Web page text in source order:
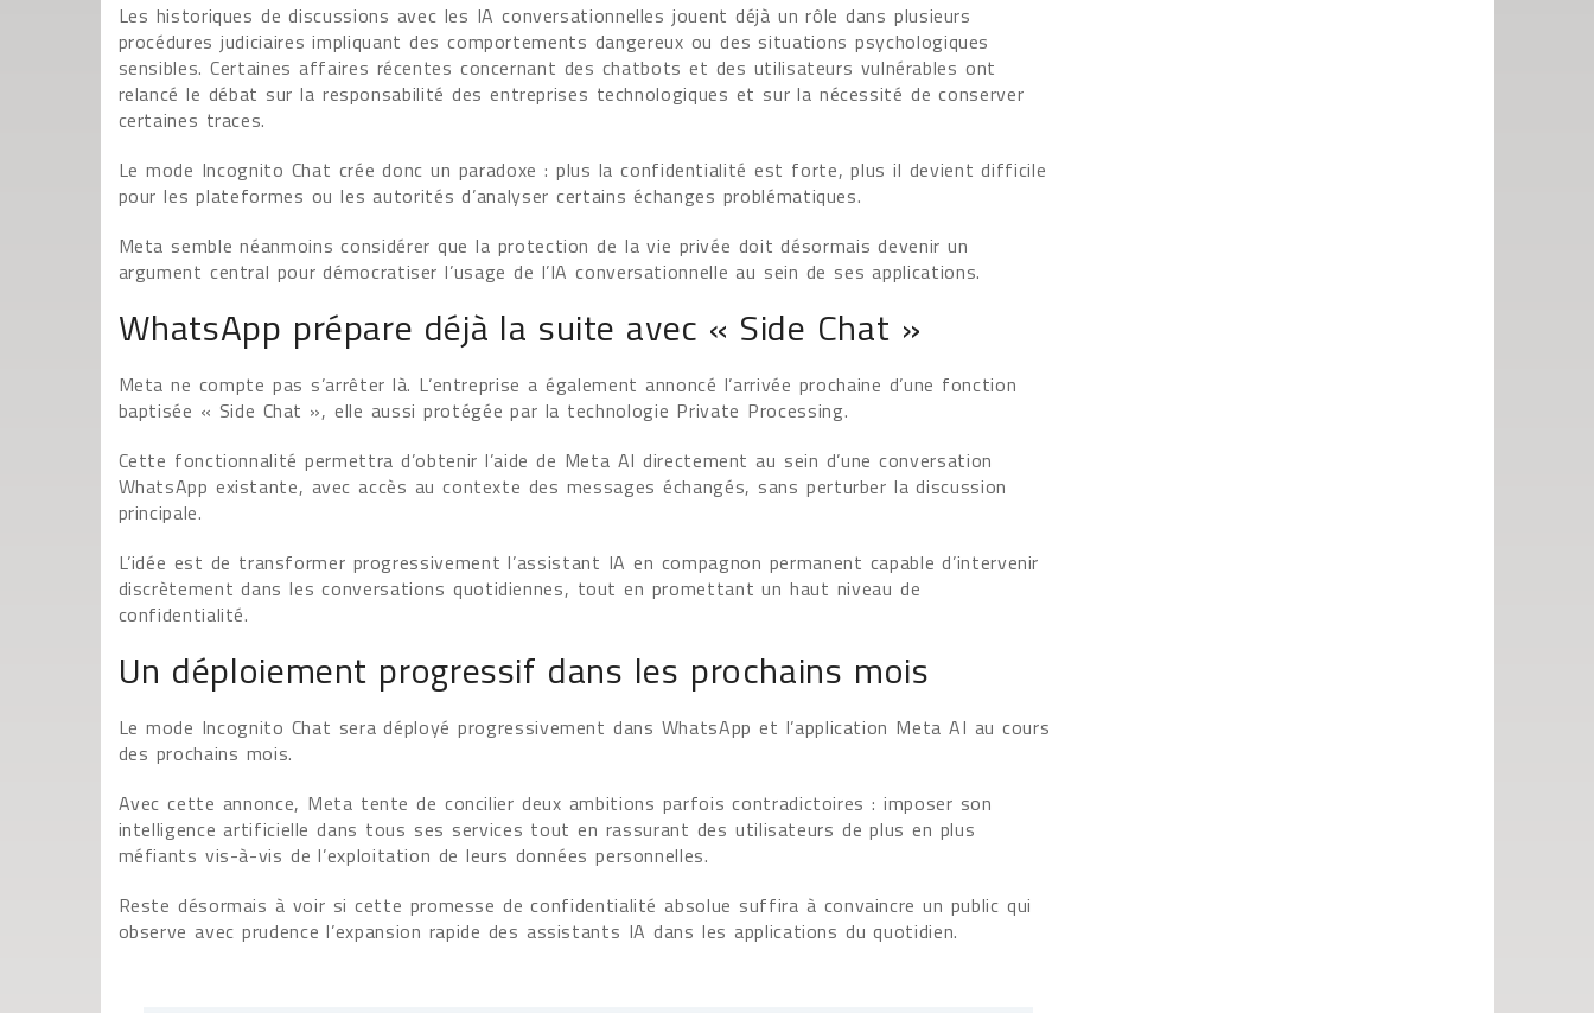
Les historiques de discussions avec les IA conversationnelles jouent déjà un rôle dans plusieurs
procédures judiciaires impliquant des comportements dangereux ou des situations psychologiques
sensibles. Certaines affaires récentes concernant des chatbots et des utilisateurs vulnérables ont
relancé le débat sur la responsabilité des entreprises technologiques et sur la nécessité de conserver
certaines traces.
Le mode Incognito Chat crée donc un paradoxe : plus la confidentialité est forte, plus il devient difficile
pour les plateformes ou les autorités d’analyser certains échanges problématiques.
Meta semble néanmoins considérer que la protection de la vie privée doit désormais devenir un
argument central pour démocratiser l’usage de l’IA conversationnelle au sein de ses applications.
WhatsApp prépare déjà la suite avec « Side Chat »
Meta ne compte pas s’arrêter là. L’entreprise a également annoncé l’arrivée prochaine d’une fonction
baptisée « Side Chat », elle aussi protégée par la technologie Private Processing.
Cette fonctionnalité permettra d’obtenir l’aide de Meta AI directement au sein d’une conversation
WhatsApp existante, avec accès au contexte des messages échangés, sans perturber la discussion
principale.
L’idée est de transformer progressivement l’assistant IA en compagnon permanent capable d’intervenir
discrètement dans les conversations quotidiennes, tout en promettant un haut niveau de
confidentialité.
Un déploiement progressif dans les prochains mois
Le mode Incognito Chat sera déployé progressivement dans WhatsApp et l’application Meta AI au cours
des prochains mois.
Avec cette annonce, Meta tente de concilier deux ambitions parfois contradictoires : imposer son
intelligence artificielle dans tous ses services tout en rassurant des utilisateurs de plus en plus
méfiants vis-à-vis de l’exploitation de leurs données personnelles.
Reste désormais à voir si cette promesse de confidentialité absolue suffira à convaincre un public qui
observe avec prudence l’expansion rapide des assistants IA dans les applications du quotidien.